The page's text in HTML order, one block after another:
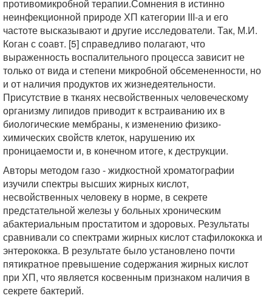
противомикробной терапии.Сомнения в истинно
неинфекционной природе ХП категории III-а и его
частоте высказывают и другие исследователи. Так, М.И.
Коган с соавт. [5] справедливо полагают, что
выраженность воспалительного процесса зависит не
только от вида и степени микробной обсемененности, но
и от наличия продуктов их жизнедеятельности.
Присутствие в тканях несвойственных человеческому
организму липидов приводит к встраиванию их в
биологические мембраны, к изменению физико-
химических свойств клеток, нарушению их
проницаемости и, в конечном итоге, к деструкции.
Авторы методом газо - жидкостной хроматографии
изучили спектры высших жирных кислот,
несвойственных человеку в норме, в секрете
предстательной железы у больных хроническим
абактериальным простатитом и здоровых. Результаты
сравнивали со спектрами жирных кислот стафилококка и
энтерококка. В результате было установлено почти
пятикратное превышение содержания жирных кислот
при ХП, что является косвенным признаком наличия в
секрете бактерий.